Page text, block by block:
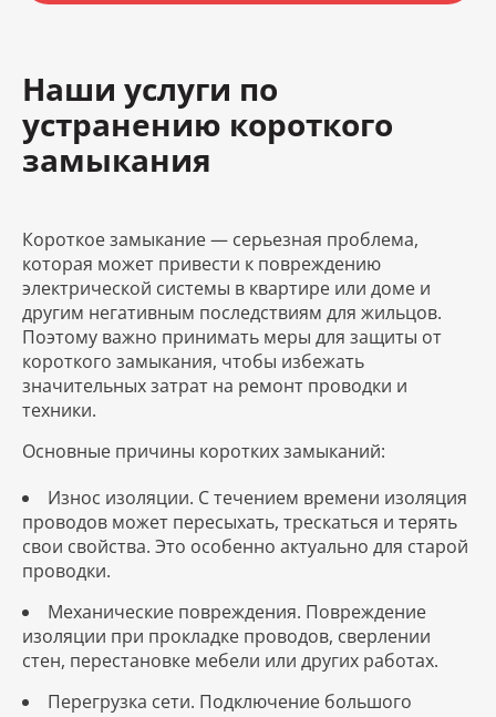
Наши услуги по
устранению короткого
замыкания
Короткое замыкание — серьезная проблема,
которая может привести к повреждению
электрической системы в квартире или доме и
другим негативным последствиям для жильцов.
Поэтому важно принимать меры для защиты от
короткого замыкания, чтобы избежать
значительных затрат на ремонт проводки и
техники.
Основные причины коротких замыканий:
Износ изоляции. С течением времени изоляция
проводов может пересыхать, трескаться и терять
свои свойства. Это особенно актуально для старой
проводки.
Механические повреждения. Повреждение
изоляции при прокладке проводов, сверлении
стен, перестановке мебели или других работах.
Перегрузка сети. Подключение большого